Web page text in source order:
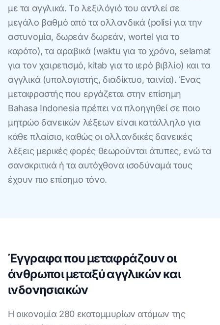
με τα αγγλικά. Το λεξιλόγιό του αντλεί σε
μεγάλο βαθμό από τα ολλανδικά (polisi για την
αστυνομία, δωρεάν δωρεάν, wortel για το
καρότο), τα αραβικά (waktu για το χρόνο, selamat
για τον χαιρετισμό, kitab για το ιερό βιβλίο) και τα
αγγλικά (υπολογιστής, διαδίκτυο, ταινία). Ένας
μεταφραστής που εργάζεται στην επίσημη
Bahasa Indonesia πρέπει να πλοηγηθεί σε ποιο
μητρώο δανεικών λέξεων είναι κατάλληλο για
κάθε πλαίσιο, καθώς οι ολλανδικές δανεικές
λέξεις μερικές φορές θεωρούνται άτυπες, ενώ τα
σανσκριτικά ή τα αυτόχθονα ισοδύναμά τους
έχουν πιο επίσημο τόνο.
Έγγραφα που μεταφράζουν οι
άνθρωποι μεταξύ αγγλικών και
ινδονησιακών
Η οικονομία 280 εκατομμυρίων ατόμων της